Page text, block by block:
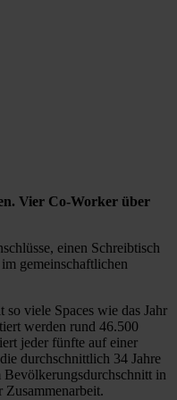
Vier Co-Worker über
einen Schreibtisch
gemeinschaftlichen
viele Spaces wie das Jahr
werden rund 46.500
jeder fünfte auf einer
durchschnittlich 34 Jahre
in